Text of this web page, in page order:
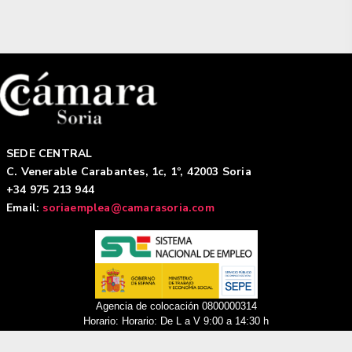
SEDE CENTRAL
C. Venerable Carabantes, 1c, 1º, 42003 Soria
+34 975 213 944
Email: soriaemplea@camarasoria.com
Agencia de colocación 0800000314
Horario: Horario: De L a V 9:00 a 14:30 h